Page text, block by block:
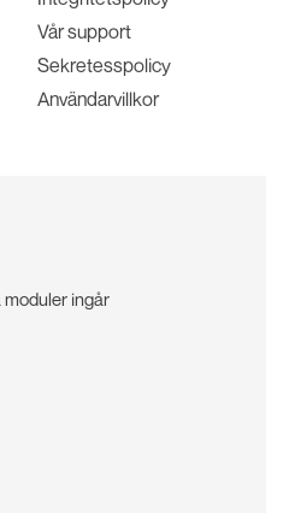
Vår support
Sekretesspolicy
Användarvillkor
ingår